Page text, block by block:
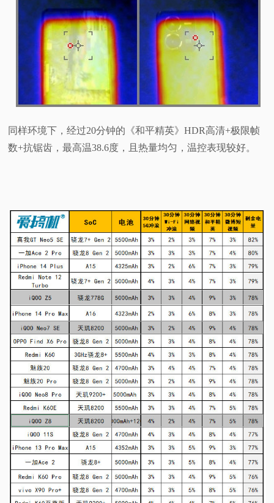
同样环境下，经过20分钟的《和平精英》HDR高清+极限帧
数+抗锯齿，最高温38.6度，且热量均匀，温控表现较好。